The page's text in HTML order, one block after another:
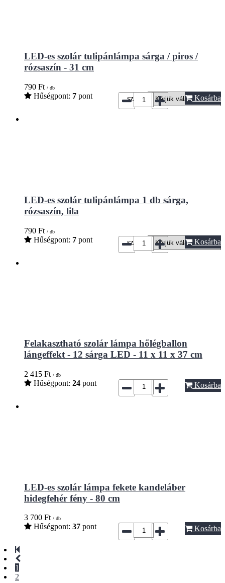
LED-es szolár tulipánlámpa sárga / piros /
rózsaszín - 31 cm
790 Ft / db
Hűségpont: 7 pont szín*: Kosárba
LED-es szolár tulipánlámpa 1 db sárga,
rózsaszín, lila
790 Ft / db
Hűségpont: 7 pont szín*: Kosárba
Felakasztható szolár lámpa hőlégballon
lángeffekt - 12 sárga LED - 11 x 11 x 37 cm
2 415 Ft / db
Hűségpont: 24 pont Kosárba
LED-es szolár lámpa fekete kandeláber
hidegfehér fény - 80 cm
3 700 Ft / db
Hűségpont: 37 pont Kosárba
1
2